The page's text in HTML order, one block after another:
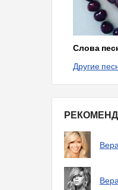
Слова
Другие